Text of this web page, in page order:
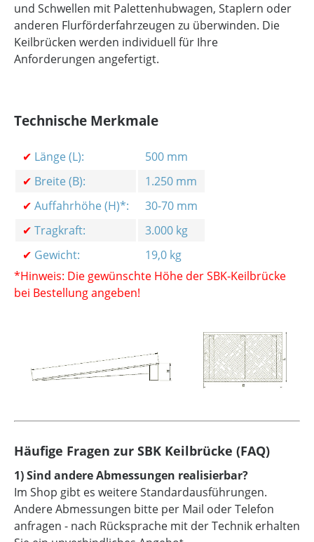
und Schwellen mit Palettenhubwagen, Staplern oder
anderen Flurförderfahrzeugen zu überwinden. Die
Keilbrücken werden individuell für Ihre
Anforderungen angefertigt.
Technische Merkmale
✔ Länge (L):
500 mm
✔ Breite (B):
1.250 mm
✔ Auffahrhöhe (H)*:
30-70 mm
✔ Tragkraft:
3.000 kg
✔ Gewicht:
19,0 kg
*Hinweis: Die gewünschte Höhe der SBK-Keilbrücke
bei Bestellung angeben!
Häufige Fragen zur SBK Keilbrücke (FAQ)
1) Sind andere Abmessungen realisierbar?
Im Shop gibt es weitere Standardausführungen.
Andere Abmessungen bitte per Mail oder Telefon
anfragen - nach Rücksprache mit der Technik erhalten